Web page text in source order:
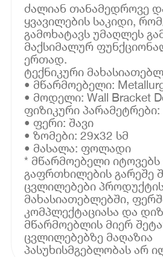
ძალიან თანამედროვე
ყვავილების საკიდი,
გამოხატავს უმაღლეს
მაქსიმალურ
ერთად.
ტექნიკური
• მწარმოებელი:
• მოდელი: Wall Bracket
ფიზიკური პარამეტრები:
• ფერი: შავი
• ზომები: 29x32 სმ
• მასალა: ფოლადი
* მწარმოებელი
გაფრთხილების გარეშე
ცვლილებები
მახასიათებლებში,
კომპლექტაციასა და
მწარმოებლის მიერ
ცვლილებებზე მაღაზია
პასუხისმგებლობას არ